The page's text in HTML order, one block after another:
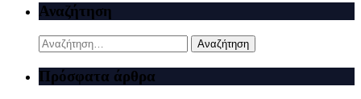
Αναζήτηση
Αναζήτηση
για:
Πρόσφατα άρθρα